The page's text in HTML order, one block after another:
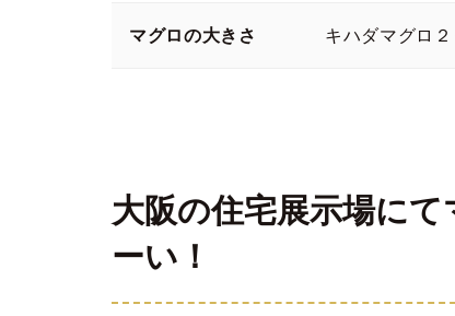
マグロの大きさ キハダマグロ
大阪の住宅展示場に
ーい！